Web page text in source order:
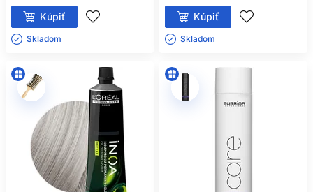
Kúpiť
Skladom ㅤ
Kúpiť
Skladom ㅤ